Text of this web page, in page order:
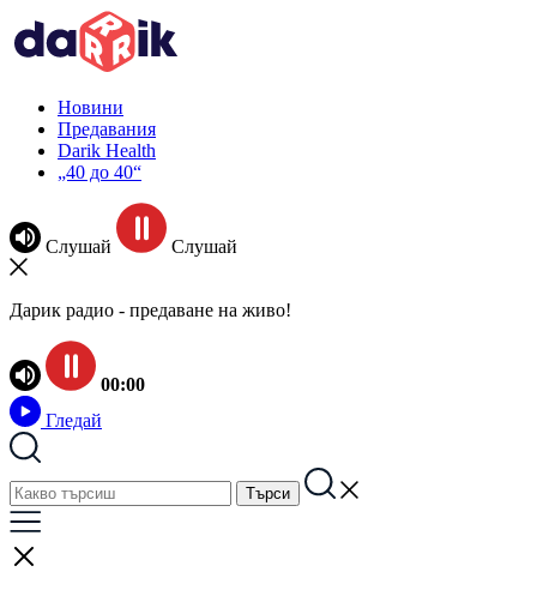
Новини
Предавания
Darik Health
„40 до 40“
Слушай Слушай
Дарик радио - предаване на живо!
00:00
Гледай